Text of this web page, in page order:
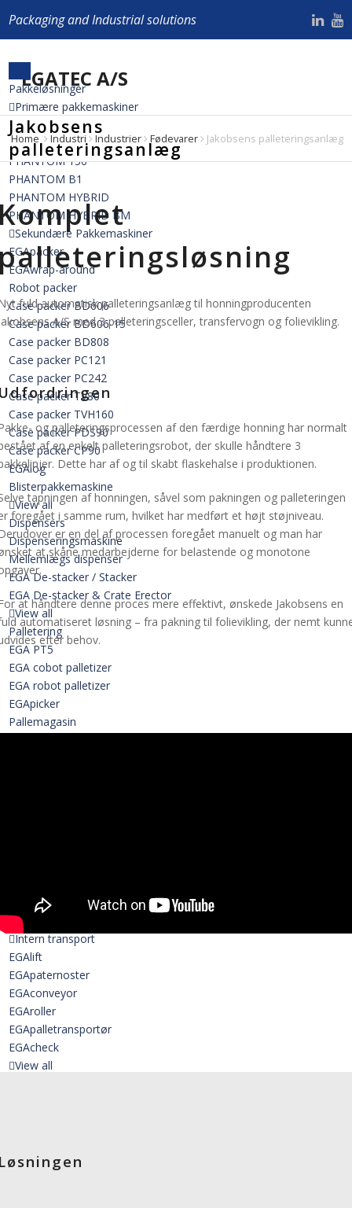
Packaging and Industrial solutions
Pakkeløsninger
Primære pakkemaskiner
ATHENA 700
PHANTOM 90
PHANTOM 150
PHANTOM B1
PHANTOM HYBRID
PHANTOM HYBRID BM
Sekundære Pakkemaskiner
EGApacker
EGAwrap-around
Robot packer
Case packer BD606
Case packer BD606-15
Case packer BD808
Case packer PC121
Case packer PC242
Case packer TV80
Case packer TVH160
Case packer PDS90
Case packer CP90
EGAlog
Blisterpakkemaskine
View all
Dispensers
Dispenseringsmaskine
Mellemlægs dispenser
EGA De-stacker / Stacker
EGA De-stacker & Crate Erector
View all
Palletering
EGA PT5
EGA cobot palletizer
EGA robot palletizer
EGApicker
Pallemagasin
EGAsealer
Bale Arm closer
Intern transport
EGAlift
EGApaternoster
EGAconveyor
EGAroller
EGApalletransportør
EGAcheck
View all
Non-food
Byggematerialer
Jakobsens
palleteringsanlæg
Home Industri Industrier Fødevarer Jakobsens palleteringsanlæg
fuld automatisk palleteringsanlæg til honningproducenten
A/S med 3 palleteringsceller, transfervogn og folievikling.
og palleteringsprocessen af den færdige honning har normalt
af en enkelt palleteringsrobot, der skulle håndtere 3
Dette har af og til skabt flaskehalse i produktionen.
tapningen af honningen, såvel som pakningen og palleteringen
foregået i samme rum, hvilket har medført et højt støjniveau.
er en del af processen foregået manuelt og man har
at skåne medarbejderne for belastende og monotone
at håndtere denne proces mere effektivt, ønskede Jakobsens en
automatiseret løsning – fra pakning til folievikling, der nemt
efter behov.